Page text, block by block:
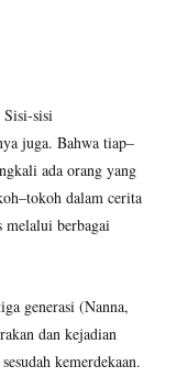
Sisi-sisi
juga. Bahwa tiap–
ada orang yang
dalam cerita
melalui berbagai
generasi (Nanna,
dan kejadian
kemerdekaan.